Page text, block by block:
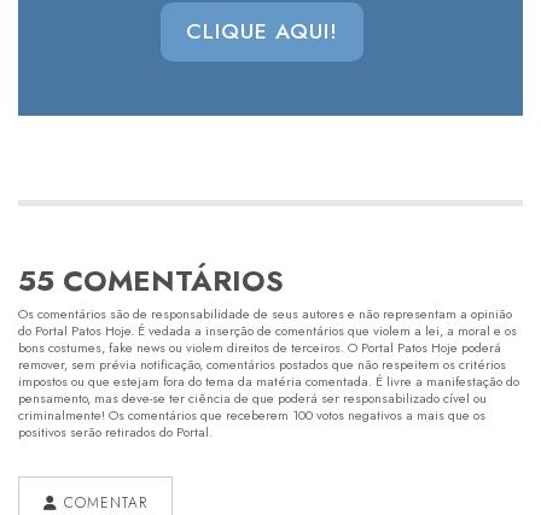
CLIQUE AQUI!
55 COMENTÁRIOS
Os comentários são de responsabilidade de seus autores e não representam a opinião
do Portal Patos Hoje. É vedada a inserção de comentários que violem a lei, a moral e os
bons costumes, fake news ou violem direitos de terceiros. O Portal Patos Hoje poderá
remover, sem prévia notificação, comentários postados que não respeitem os critérios
impostos ou que estejam fora do tema da matéria comentada. É livre a manifestação do
pensamento, mas deve-se ter ciência de que poderá ser responsabilizado cível ou
criminalmente! Os comentários que receberem 100 votos negativos a mais que os
positivos serão retirados do Portal.
COMENTAR